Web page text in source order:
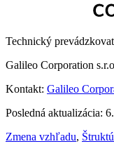
Technický
Galileo Corporation
Kontakt: Galileo
Posledná aktualizácia:
Zmena vzhľadu,